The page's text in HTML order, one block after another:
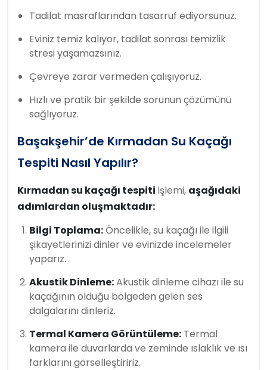
Tadilat masraflarından tasarruf ediyorsunuz.
Eviniz temiz kalıyor, tadilat sonrası temizlik
stresi yaşamazsınız.
Çevreye zarar vermeden çalışıyoruz.
Hızlı ve pratik bir şekilde sorunun çözümünü
sağlıyoruz.
Başakşehir’de Kırmadan Su Kaçağı
Tespiti Nasıl Yapılır?
Kırmadan su kaçağı tespiti işlemi, aşağıdaki
adımlardan oluşmaktadır:
Bilgi Toplama:Öncelikle, su kaçağı ile ilgili
şikayetlerinizi dinler ve evinizde incelemeler
yaparız.
Akustik Dinleme:Akustik dinleme cihazı ile su
kaçağının olduğu bölgeden gelen ses
dalgalarını dinleriz.
Termal Kamera Görüntüleme: Termal
kamera ile duvarlarda ve zeminde ıslaklık ve ısı
farklarını görselleştiririz.